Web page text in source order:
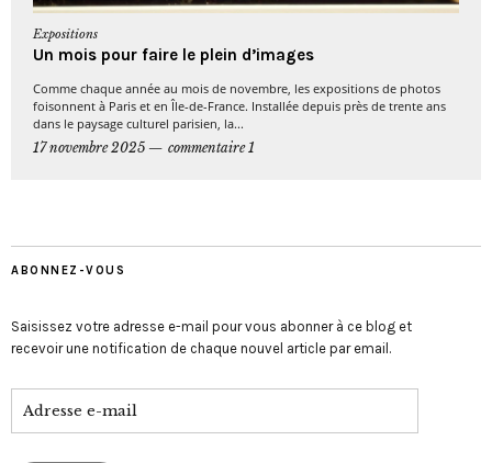
Expositions
Un mois pour faire le plein d’images
Comme chaque année au mois de novembre, les expositions de photos
foisonnent à Paris et en Île-de-France. Installée depuis près de trente ans
dans le paysage culturel parisien, la...
17 novembre 2025
commentaire 1
ABONNEZ-VOUS
Saisissez votre adresse e-mail pour vous abonner à ce blog et
recevoir une notification de chaque nouvel article par email.